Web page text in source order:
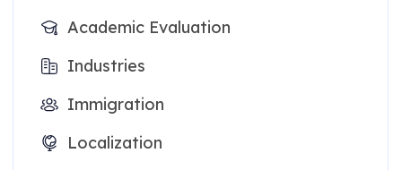
Academic Evaluation
Industries
Immigration
Localization